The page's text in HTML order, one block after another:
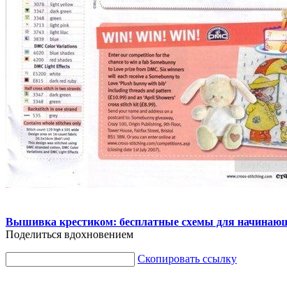
Вышивка крестиком: бесплатные схемы для
Поделиться вдохновением
Скопировать ссылку